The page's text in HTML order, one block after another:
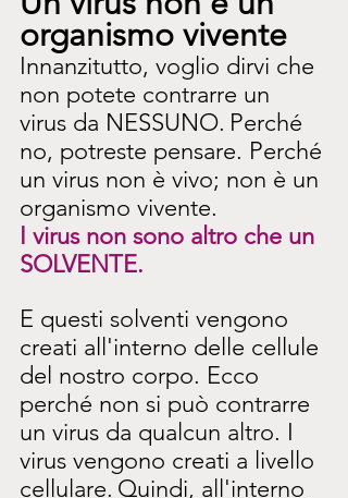
organismo vivente
Innanzitutto, voglio dirvi che
non potete contrarre un
virus da NESSUNO. Perché
no, potreste pensare. Perché
un virus non è vivo; non è un
organismo vivente.
I virus non sono altro che un
SOLVENTE.
E questi solventi vengono
creati all'interno delle cellule
del nostro corpo. Ecco
perché non si può contrarre
un virus da qualcun altro. I
virus vengono creati a livello
cellulare. Quindi, all'interno